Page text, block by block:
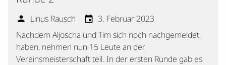
Mannschaften
Ranglisten
Termine
Verschiedenes
person Linus Rausch event 3. Februar 2023
Nachdem Aljoscha und Tim sich noch nachgemeldet
haben, nehmen nun 15 Leute an der
Vereinsmeisterschaft teil. In der ersten Runde gab es